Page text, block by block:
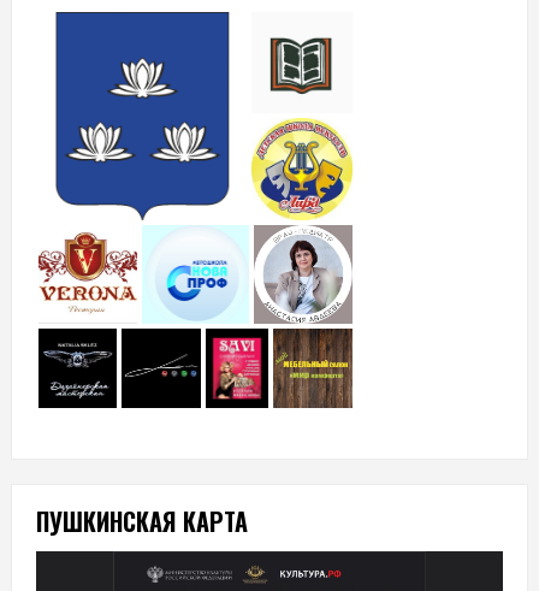
ПУШКИНСКАЯ КАРТА